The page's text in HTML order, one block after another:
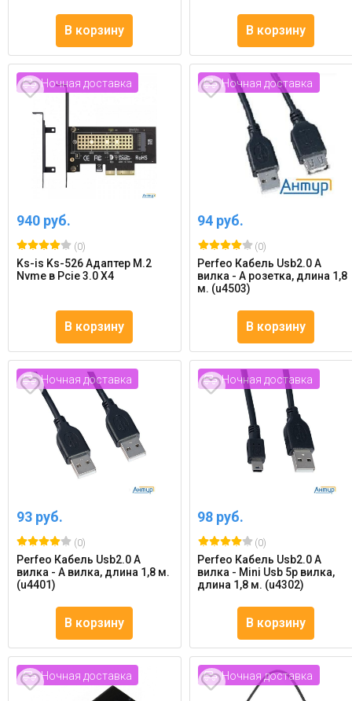
В корзину В корзину
Ночная доставка
940 руб.
(0)
Ks-is Ks-526 Адаптер M.2
Nvme в Pcie 3.0 X4
В корзину
Ночная доставка
94 руб.
(0)
Perfeo Кабель Usb2.0 A
вилка - А розетка, длина 1,8
м. (u4503)
В корзину
Ночная доставка
93 руб.
(0)
Perfeo Кабель Usb2.0 A
вилка - А вилка, длина 1,8 м.
(u4401)
В корзину
Ночная доставка
98 руб.
(0)
Perfeo Кабель Usb2.0 A
вилка - Mini Usb 5p вилка,
длина 1,8 м. (u4302)
В корзину
Ночная доставка Ночная доставка